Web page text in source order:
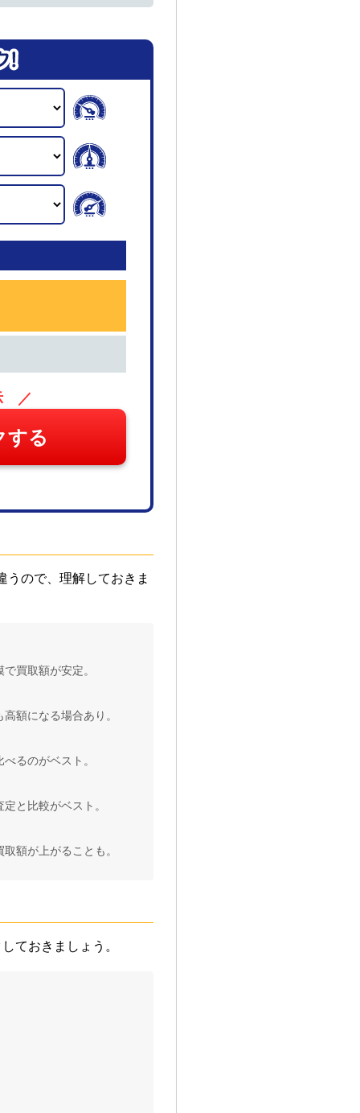
／
する
ので、理解しておきま
買取額が安定。
額になる場合あり。
るのがベスト。
と比較がベスト。
額が上がることも。
ておきましょう。